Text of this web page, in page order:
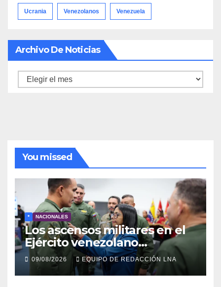
Ucrania Venezolanos Venezuela
Archivo De Noticias
Archivo
You missed
* NACIONALES
Los ascensos militares en el
Ejército venezolano
refuerzan el control político y
operativo de la Fuerza
Armada
09/08/2026 EQUIPO DE REDACCIÓN LNA